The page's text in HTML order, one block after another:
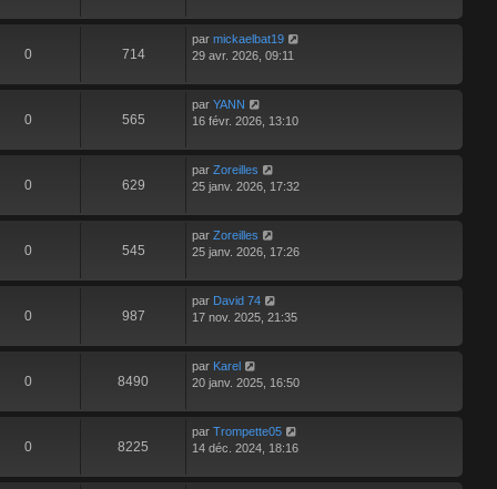
0 714
par mickaelbat19
29 avr. 2026, 09:11
0 565
par YANN
16 févr. 2026, 13:10
0 629
par Zoreilles
25 janv. 2026, 17:32
0 545
par Zoreilles
25 janv. 2026, 17:26
0 987
par David 74
17 nov. 2025, 21:35
0 8490
par Karel
20 janv. 2025, 16:50
0 8225
par Trompette05
14 déc. 2024, 18:16